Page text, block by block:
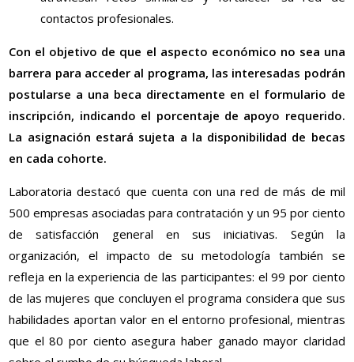
contactos profesionales.
Con el objetivo de que el aspecto económico no sea una
barrera para acceder al programa, las interesadas podrán
postularse a una beca directamente en el formulario de
inscripción, indicando el porcentaje de apoyo requerido.
La asignación estará sujeta a la disponibilidad de becas
en cada cohorte.
Laboratoria destacó que cuenta con una red de más de mil
500 empresas asociadas para contratación y un 95 por ciento
de satisfacción general en sus iniciativas. Según la
organización, el impacto de su metodología también se
refleja en la experiencia de las participantes: el 99 por ciento
de las mujeres que concluyen el programa considera que sus
habilidades aportan valor en el entorno profesional, mientras
que el 80 por ciento asegura haber ganado mayor claridad